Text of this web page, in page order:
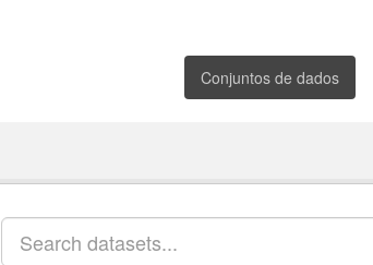
Conjuntos de dados